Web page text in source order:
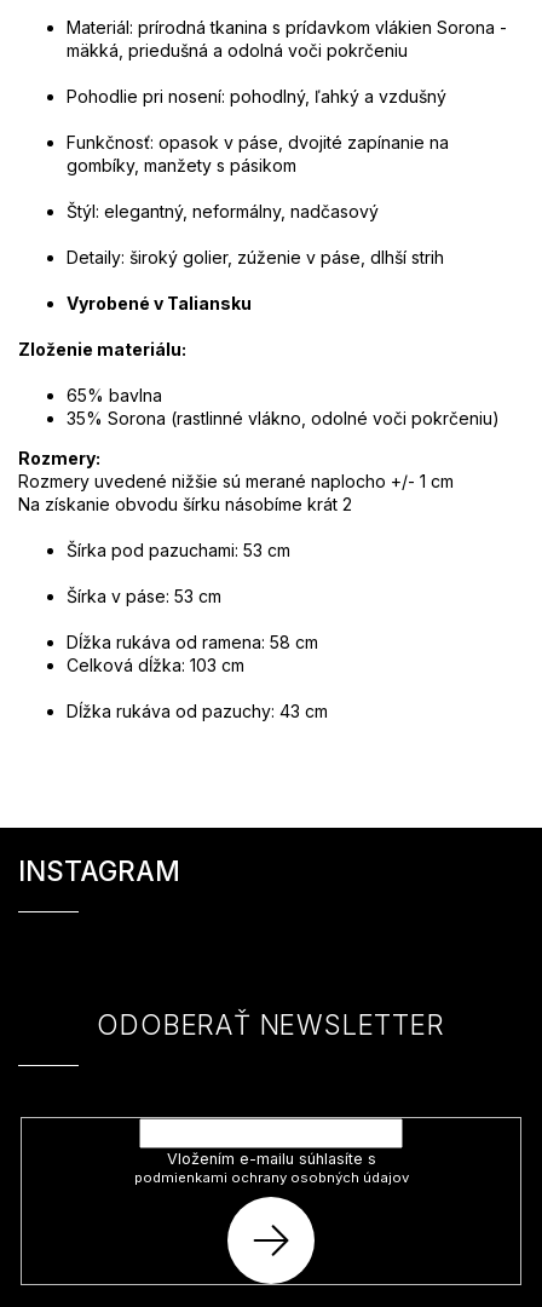
Materiál: prírodná tkanina s prídavkom vlákien Sorona -
mäkká, priedušná a odolná voči pokrčeniu
Pohodlie pri nosení: pohodlný, ľahký a vzdušný
Funkčnosť: opasok v páse, dvojité zapínanie na
gombíky, manžety s pásikom
Štýl: elegantný, neformálny, nadčasový
Detaily: široký golier, zúženie v páse, dlhší strih
Vyrobené v Taliansku
Zloženie materiálu:
65% bavlna
35% Sorona (rastlinné vlákno, odolné voči pokrčeniu)
Rozmery:
Rozmery uvedené nižšie sú merané naplocho +/- 1 cm
Na získanie obvodu šírku násobíme krát 2
Šírka pod pazuchami: 53 cm
Šírka v páse: 53 cm
Dĺžka rukáva od ramena: 58 cm
Celková dĺžka: 103 cm
Dĺžka rukáva od pazuchy: 43 cm
INSTAGRAM
ODOBERAŤ NEWSLETTER
Vložením e-mailu súhlasíte s
podmienkami ochrany osobných údajov
PRIHLÁSIŤ
SA